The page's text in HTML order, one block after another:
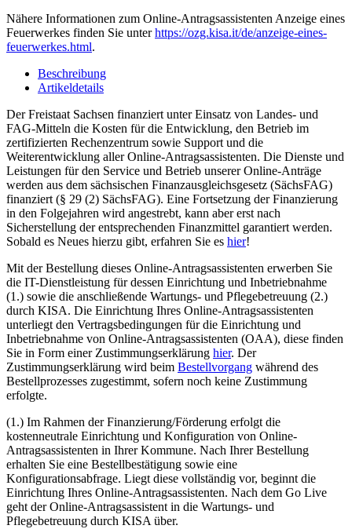
Nähere Informationen zum Online-Antragsassistenten Anzeige eines
Feuerwerkes finden Sie unterhttps://ozg.kisa.it/de/anzeige-eines-
feuerwerkes.html.
Beschreibung
Artikeldetails
Der Freistaat Sachsen finanziert unter Einsatz von Landes- und
FAG-Mitteln die Kosten für die Entwicklung, den Betrieb im
zertifizierten Rechenzentrum sowie Support und die
Weiterentwicklung aller Online-Antragsassistenten. Die Dienste und
Leistungen für den Service und Betrieb unserer Online-Anträge
werden aus dem sächsischen Finanzausgleichsgesetz (SächsFAG)
finanziert (§ 29 (2) SächsFAG). Eine Fortsetzung der Finanzierung
in den Folgejahren wird angestrebt, kann aber erst nach
Sicherstellung der entsprechenden Finanzmittel garantiert werden.
Sobald es Neues hierzu gibt, erfahren Sie es hier!
Mit der Bestellung dieses Online-Antragsassistenten erwerben Sie
die IT-Dienstleistung für dessen Einrichtung und Inbetriebnahme
(1.) sowie die anschließende Wartungs- und Pflegebetreuung (2.)
durch KISA. Die Einrichtung Ihres Online-Antragsassistenten
unterliegt den Vertragsbedingungen für die Einrichtung und
Inbetriebnahme von Online-Antragsassistenten (OAA), diese finden
Sie in Form einer Zustimmungserklärung hier. Der
Zustimmungserklärung wird beim Bestellvorgang während des
Bestellprozesses zugestimmt, sofern noch keine Zustimmung
erfolgte.
(1.) Im Rahmen der Finanzierung/Förderung erfolgt die
kostenneutrale Einrichtung und Konfiguration von Online-
Antragsassistenten in Ihrer Kommune. Nach Ihrer Bestellung
erhalten Sie eine Bestellbestätigung sowie eine
Konfigurationsabfrage. Liegt diese vollständig vor, beginnt die
Einrichtung Ihres Online-Antragsassistenten. Nach dem Go Live
geht der Online-Antragsassistent in die Wartungs- und
Pflegebetreuung durch KISA über.